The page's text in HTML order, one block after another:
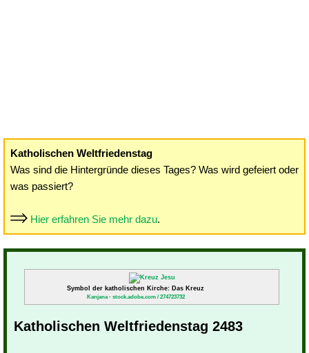
Katholischen Weltfriedenstag
Was sind die Hintergründe dieses Tages? Was wird gefeiert oder
was passiert?
Hier erfahren Sie mehr dazu.
Symbol der katholischen Kirche: Das Kreuz
Kanjana - stock.adobe.com / 274723732
Katholischen Weltfriedenstag 2483